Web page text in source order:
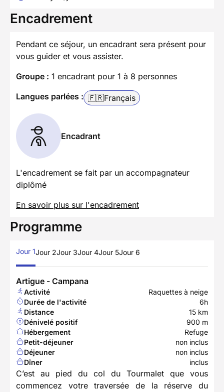
Encadrement
Pendant ce séjour, un encadrant sera présent pour
vous guider et vous assister.
Groupe : 1 encadrant pour 1 à 8 personnes
Langues parlées : 🇫🇷Français
Encadrant
L'encadrement se fait par un accompagnateur
diplômé
En savoir plus sur l'encadrement
Programme
Jour 1Jour 2Jour 3Jour 4Jour 5Jour 6
Artigue - Campana
Activité
Raquettes à neige
Durée de l'activité
6h
Distance
15 km
Dénivelé positif
900 m
Hébergement
Refuge
Petit-déjeuner
non inclus
Déjeuner
non inclus
Dîner
inclus
C’est au pied du col du Tourmalet que vous
commencez votre traversée de la réserve du